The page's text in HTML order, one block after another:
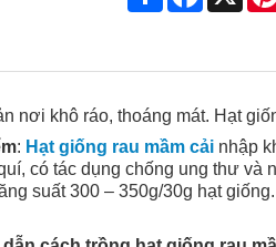
nơi khô ráo, thoáng mát. Hạt
: Hạt giống rau mầm cải nhập
có tác dụng chống ung thư và
suất 300 – 350g/30g hạt giống.